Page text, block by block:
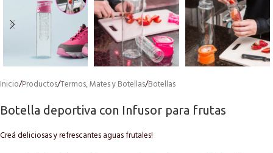
Inicio/Productos/Termos, Mates y Botellas/Botellas
Botella deportiva con Infusor para frutas
Creá deliciosas y refrescantes aguas frutales!